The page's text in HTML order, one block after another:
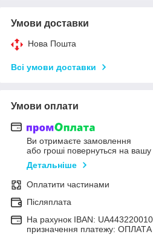
Умови доставки
Нова Пошта
Всі умови доставки
Умови оплати
Ви отримаєте замовлення
або гроші повернуться на вашу
Детальніше
Оплатити частинами
Післяплата
На рахунок IBAN:
призначення платежу: